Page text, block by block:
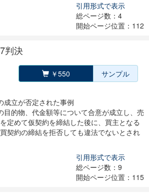
引用形式で表示
総ページ数：4
開始ページ位置：112
判決
￥550 サンプル
立が否定された事例
的物、代金額等について合意が成立し、売
定めて仮契約を締結した後に、買主となる
契約の締結を拒否しても違法でないとされ
引用形式で表示
総ページ数：9
開始ページ位置：115